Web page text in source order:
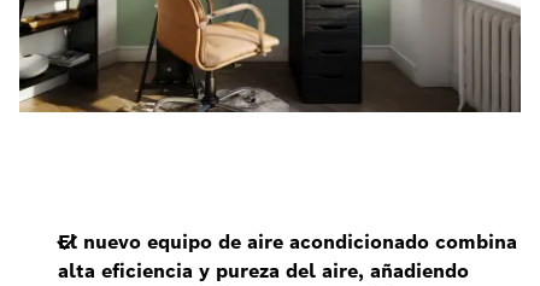
El nuevo equipo de aire acondicionado combina
alta eficiencia y pureza del aire, añadiendo